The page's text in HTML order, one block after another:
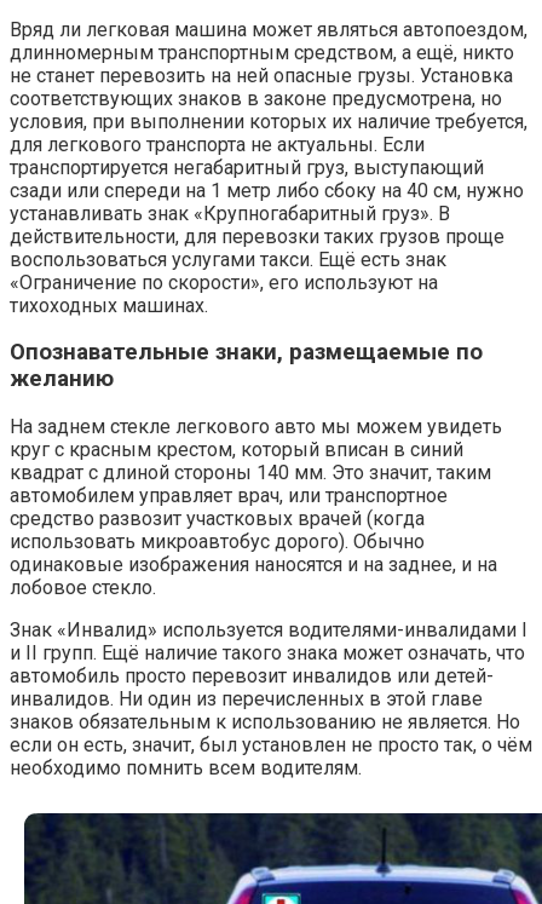
Вряд ли легковая машина может являться автопоездом,
длинномерным транспортным средством, а ещё, никто
не станет перевозить на ней опасные грузы. Установка
соответствующих знаков в законе предусмотрена, но
условия, при выполнении которых их наличие требуется,
для легкового транспорта не актуальны. Если
транспортируется негабаритный груз, выступающий
сзади или спереди на 1 метр либо сбоку на 40 см, нужно
устанавливать знак «Крупногабаритный груз». В
действительности, для перевозки таких грузов проще
воспользоваться услугами такси. Ещё есть знак
«Ограничение по скорости», его используют на
тихоходных машинах.
Опознавательные знаки, размещаемые по
желанию
На заднем стекле легкового авто мы можем увидеть
круг с красным крестом, который вписан в синий
квадрат с длиной стороны 140 мм. Это значит, таким
автомобилем управляет врач, или транспортное
средство развозит участковых врачей (когда
использовать микроавтобус дорого). Обычно
одинаковые изображения наносятся и на заднее, и на
лобовое стекло.
Знак «Инвалид» используется водителями-инвалидами I
и II групп. Ещё наличие такого знака может означать, что
автомобиль просто перевозит инвалидов или детей-
инвалидов. Ни один из перечисленных в этой главе
знаков обязательным к использованию не является. Но
если он есть, значит, был установлен не просто так, о чём
необходимо помнить всем водителям.